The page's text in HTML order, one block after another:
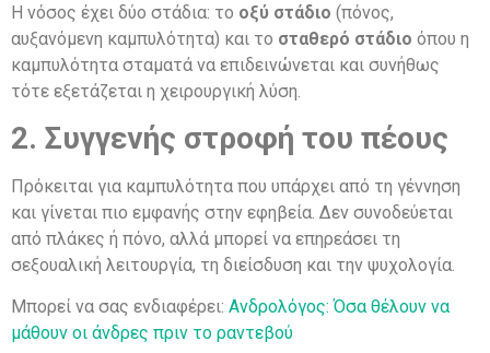
Η νόσος έχει δύο στάδια: το οξύ στάδιο (πόνος,
αυξανόμενη καμπυλότητα) και το σταθερό στάδιο όπου η
καμπυλότητα σταματά να επιδεινώνεται και συνήθως
τότε εξετάζεται η χειρουργική λύση.
2. Συγγενής στροφή του πέους
Πρόκειται για καμπυλότητα που υπάρχει από τη γέννηση
και γίνεται πιο εμφανής στην εφηβεία. Δεν συνοδεύεται
από πλάκες ή πόνο, αλλά μπορεί να επηρεάσει τη
σεξουαλική λειτουργία, τη διείσδυση και την ψυχολογία.
Mπορεί να σας ενδιαφέρει: Ανδρολόγος: Όσα θέλουν να
μάθουν οι άνδρες πριν το ραντεβού